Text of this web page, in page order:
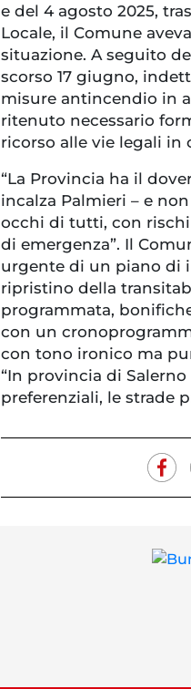
e del 4 agosto 2025,
Locale, il Comune
situazione. A seguito
scorso 17 giugno,
misure antincendio in
ritenuto necessario
ricorso alle vie legali in
“La Provincia ha il
incalza Palmieri – e
occhi di tutti, con
di emergenza”. Il
urgente di un piano di
ripristino della
programmata,
con un
con tono ironico ma
“In provincia di
preferenziali, le strade